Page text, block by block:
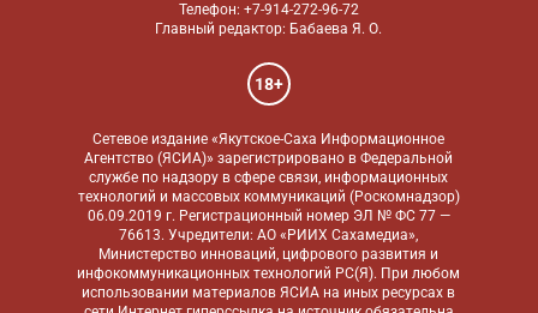
Телефон: +7-914-272-96-72
Главный редактор: Бабаева Я. О.
18+
Сетевое издание «Якутское-Саха Информационное
Агентство (ЯСИА)» зарегистрировано в Федеральной
службе по надзору в сфере связи, информационных
технологий и массовых коммуникаций (Роскомнадзор)
06.09.2019 г. Регистрационный номер ЭЛ № ФС 77 —
76613. Учредители: АО «РИИХ Сахамедиа»,
Министерство инноваций, цифрового развития и
инфокоммуникационных технологий РС(Я). При любом
использовании материалов ЯСИА на иных ресурсах в